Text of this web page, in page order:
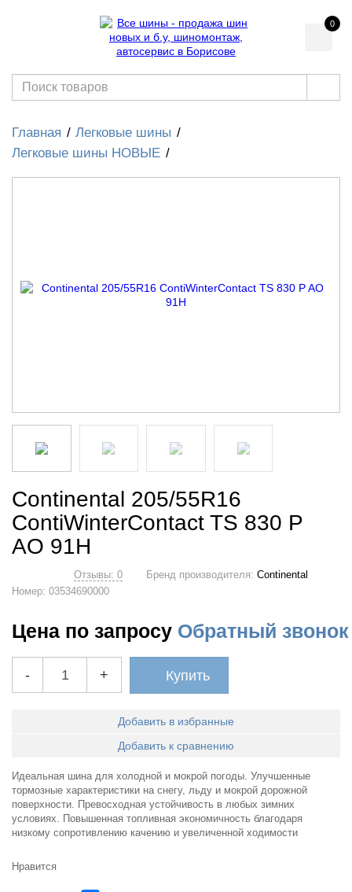
0
Главная
Легковые шины
Легковые шины НОВЫЕ
Continental 205/55R16
ContiWinterContact TS 830 P
AO 91H
Отзывы: 0 Бренд производителя: Continental
Номер: 03534690000
Цена по запросу Обратный звонок
- + Купить
Добавить в избранные
Добавить к сравнению
Идеальная шина для холодной и мокрой погоды. Улучшенные
тормозные характеристики на снегу, льду и мокрой дорожной
поверхности. Превосходная устойчивость в любых зимних
условиях. Повышенная топливная экономичность благодаря
низкому сопротивлению качению и увеличенной ходимости
Нравится